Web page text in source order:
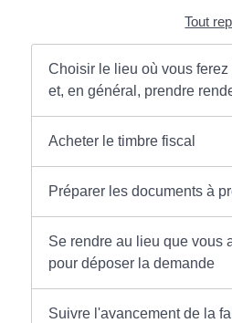
Tout
Choisir le lieu où vous
et, en général, prendre
Acheter le timbre fiscal
Préparer les documents à
Se rendre au lieu que vous
pour déposer la demande
Suivre l'avancement de la